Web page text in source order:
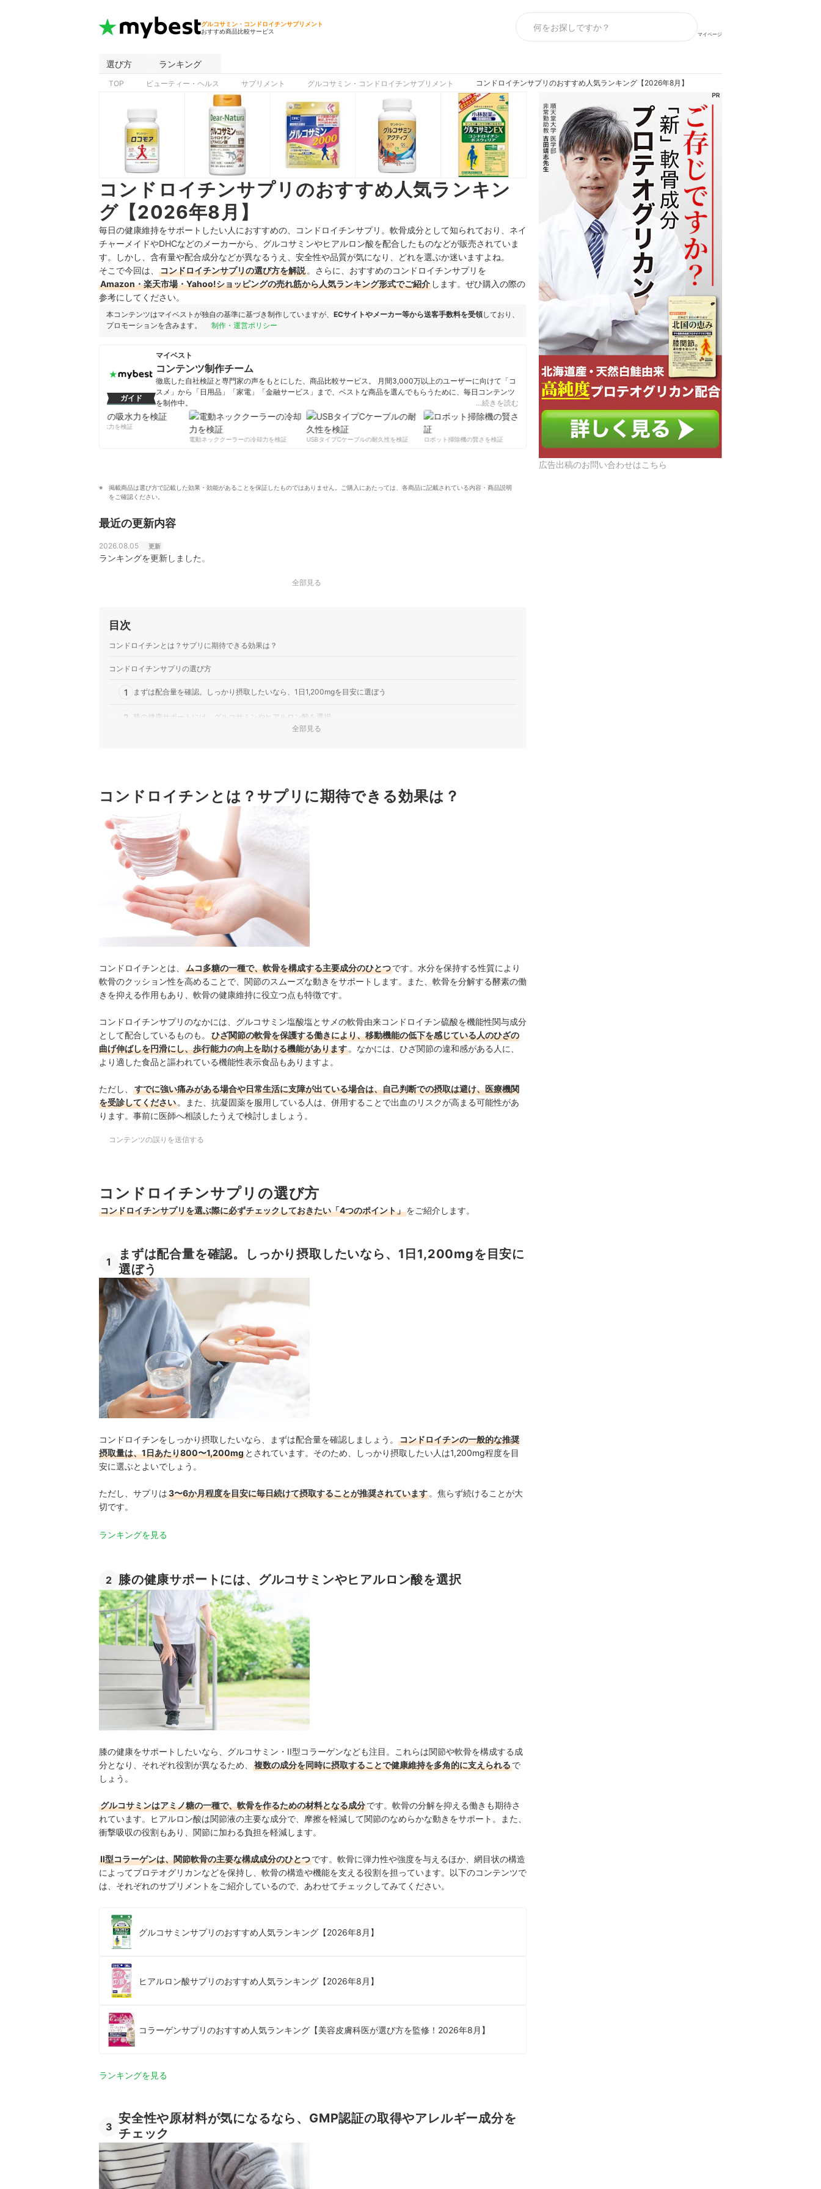
グルコサミン・コンドロイチンサプリメント
おすすめ商品比較サービス
マイページ
選び方 ランキング
TOP ビューティー・ヘルス サプリメント グルコサミン・コンドロイチンサプリメント コンドロイチンサプリのおすすめ人気ランキング【2026年8月】
コンドロイチンサプリのおすすめ人気ランキン
グ【2026年8月】
毎日の健康維持をサポートしたい人におすすめの、コンドロイチンサプリ。軟骨成分として知られており、ネイ
チャーメイドやDHCなどのメーカーから、グルコサミンやヒアルロン酸を配合したものなどが販売されていま
す。しかし、含有量や配合成分などが異なるうえ、安全性や品質が気になり、どれを選ぶか迷いますよね。
そこで今回は、
コンドロイチンサプリの選び方を解説 。さらに、おすすめのコンドロイチンサプリを
Amazon・楽天市場・Yahoo!ショッピングの売れ筋から人気ランキング形式でご紹介 します。ぜひ購入の際の
参考にしてください。
本コンテンツはマイベストが独自の基準に基づき制作していますが、 ECサイトやメーカー等から送客手数料を受領しており、
プロモーションを含みます。
制作・運営ポリシー
ガイド
マイベスト
コンテンツ制作チーム
徹底した自社検証と専門家の声をもとにした、商品比較サービス。 月間3,000万以上のユーザーに向けて「コ
スメ」から「日用品」「家電」「金融サービス」まで、ベストな商品を選んでもらうために、毎日コンテンツ
を制作中。
コンテンツ制作チームのプロフィール
…続きを読む
柔軟剤の吸水力を検証
電動ネッククーラーの冷却力を検証
USBタイプCケーブルの耐久性を検証 ロボット掃除機の賢さを検証 サーキュレーターの風の心地よさを検証
柔軟剤の吸水力を検証
掲載商品は選び方で記載した効果・効能があることを保証したものではありません。ご購入にあたっては、各商品に記載されている内容・商品説明
をご確認ください。
最近の更新内容
2026.08.05 更新
ランキングを更新しました。
全部見る
目次
コンドロイチンとは？サプリに期待できる効果は？
コンドロイチンサプリの選び方
1 まずは配合量を確認。しっかり摂取したいなら、1日1,200mgを目安に選ぼう
2 膝の健康サポートには、グルコサミンやヒアルロン酸を選択
コンドロイチンサプリ全28商品おすすめ人気ランキング
コンドロイチンサプリの売れ筋ランキングもチェック！
全部見る
コンドロイチンとは？サプリに期待できる効果は？
コンドロイチンとは、 ムコ多糖の一種で、軟骨を構成する主要成分のひとつです。水分を保持する性質により
軟骨のクッション性を高めることで、関節のスムーズな動きをサポートします。また、軟骨を分解する酵素の働
きを抑える作用もあり、軟骨の健康維持に役立つ点も特徴です。
コンドロイチンサプリのなかには、グルコサミン塩酸塩とサメの軟骨由来コンドロイチン硫酸を機能性関与成分
として配合しているものも。
ひざ関節の軟骨を保護する働きにより、移動機能の低下を感じている人のひざの
曲げ伸ばしを円滑にし、歩行能力の向上を助ける機能があります。なかには、ひざ関節の違和感がある人に、
より適した食品と謳われている機能性表示食品もありますよ。
ただし、
すでに強い痛みがある場合や日常生活に支障が出ている場合は、自己判断での摂取は避け、医療機関
を受診してください。また、抗凝固薬を服用している人は、併用することで出血のリスクが高まる可能性があ
ります。事前に医師へ相談したうえで検討しましょう。
コンテンツの誤りを送信する
コンドロイチンサプリの選び方
コンドロイチンサプリを選ぶ際に必ずチェックしておきたい「4つのポイント」をご紹介します。
1
まずは配合量を確認。しっかり摂取したいなら、1日1,200mgを目安に
選ぼう
コンドロイチンをしっかり摂取したいなら、まずは配合量を確認しましょう。
コンドロイチンの一般的な推奨
摂取量は、1日あたり800〜1,200mg とされています。そのため、しっかり摂取したい人は1,200mg程度を目
安に選ぶとよいでしょう。
ただし、サプリは3〜6か月程度を目安に毎日続けて摂取することが推奨されています。焦らず続けることが大
切です。
ランキングを見る
2 膝の健康サポートには、グルコサミンやヒアルロン酸を選択
膝の健康をサポートしたいなら、グルコサミン・II型コラーゲンなども注目。これらは関節や軟骨を構成する成
分となり、それぞれ役割が異なるため、
複数の成分を同時に摂取することで健康維持を多角的に支えられるで
しょう。
グルコサミンはアミノ糖の一種で、軟骨を作るための材料となる成分です。軟骨の分解を抑える働きも期待さ
れています。ヒアルロン酸は関節液の主要な成分で、摩擦を軽減して関節のなめらかな動きをサポート。また、
衝撃吸収の役割もあり、関節に加わる負担を軽減します。
II型コラーゲンは、関節軟骨の主要な構成成分のひとつです。軟骨に弾力性や強度を与えるほか、網目状の構造
によってプロテオグリカンなどを保持し、軟骨の構造や機能を支える役割を担っています。以下のコンテンツで
は、それぞれのサプリメントをご紹介しているので、あわせてチェックしてみてください。
グルコサミンサプリのおすすめ人気ランキング【2026年8月】
ヒアルロン酸サプリのおすすめ人気ランキング【2026年8月】
コラーゲンサプリのおすすめ人気ランキング【美容皮膚科医が選び方を監修！2026年8月】
ランキングを見る
3
安全性や原材料が気になるなら、GMP認証の取得やアレルギー成分を
チェック
広告出稿のお問い合わせはこちら